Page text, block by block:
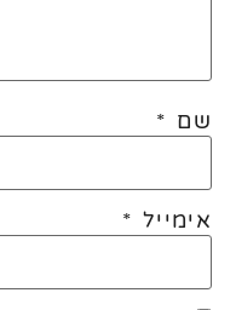
שם *
אימייל *